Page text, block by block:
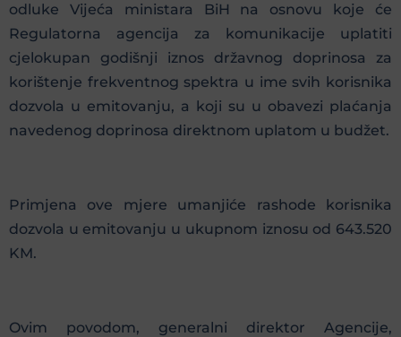
odluke Vijeća ministara BiH na osnovu koje će
Regulatorna agencija za komunikacije uplatiti
cjelokupan godišnji iznos državnog doprinosa za
korištenje frekventnog spektra u ime svih korisnika
dozvola u emitovanju, a koji su u obavezi plaćanja
navedenog doprinosa direktnom uplatom u budžet.
Primjena ove mjere umanjiće rashode korisnika
dozvola u emitovanju u ukupnom iznosu od 643.520
KM.
Ovim povodom, generalni direktor Agencije,